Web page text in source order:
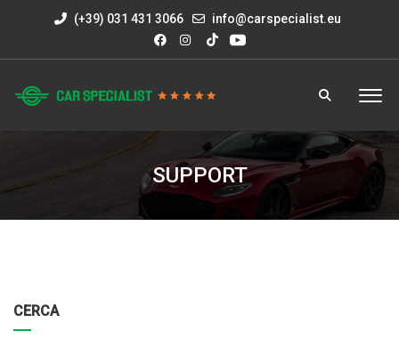
(+39) 031 431 3066 info@carspecialist.eu
SUPPORT
CERCA
Categorie
Articoli
per